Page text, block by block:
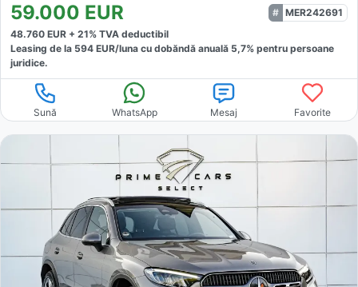
59.000 EUR
MER242691
48.760 EUR + 21% TVA deductibil
Leasing de la 594 EUR/luna cu dobăndă anuală 5,7% pentru persoane
juridice.
Sună WhatsApp Mesaj Favorite